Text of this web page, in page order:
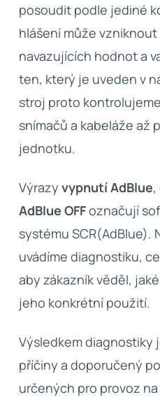
posoudit podle jediné
hlášení může
navazujících hodnot a
ten, který je uveden v
stroj proto
snímačů a kabeláže až
jednotku.
Výrazy vypnutí AdBlue,
AdBlue OFFoznačují
systému SCR(AdBlue).
uvádíme diagnostiku,
aby zákazník věděl,
jeho konkrétní použití.
Výsledkem diagnostiky
příčiny a doporučený
určených pro provoz